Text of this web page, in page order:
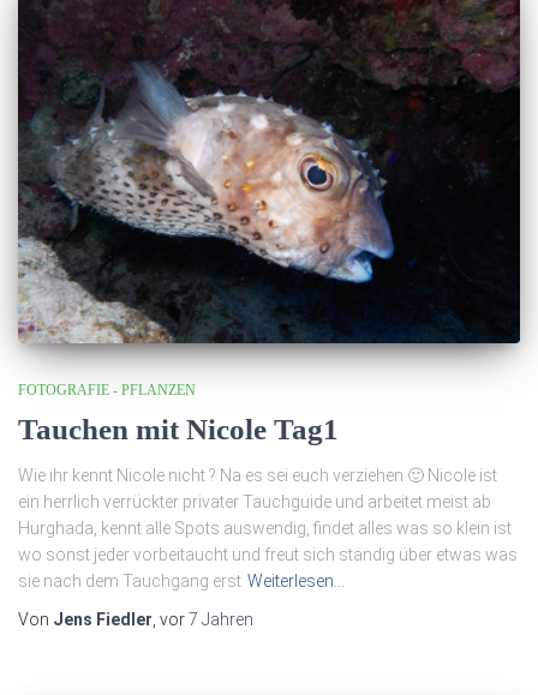
FOTOGRAFIE - PFLANZEN
Tauchen mit Nicole Tag1
Wie ihr kennt Nicole nicht ? Na es sei euch verziehen 🙂 Nicole ist
ein herrlich verrückter privater Tauchguide und arbeitet meist ab
Hurghada, kennt alle Spots auswendig, findet alles was so klein ist
wo sonst jeder vorbeitaucht und freut sich ständig über etwas was
sie nach dem Tauchgang erst Weiterlesen…
Von Jens Fiedler , vor7 Jahren